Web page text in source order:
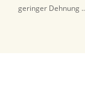
geringer Dehnung